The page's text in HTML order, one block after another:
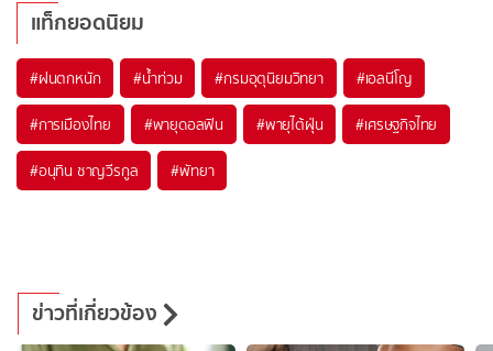
แท็กยอดนิยม
#ฝนตกหนัก #น้ำท่วม #กรมอุตุนิยมวิทยา #เอลนีโญ
#การเมืองไทย #พายุดอลฟิน #พายุไต้ฝุ่น #เศรษฐกิจไทย
#อนุทิน ชาญวีรกูล #พัทยา
ข่าวที่เกี่ยวข้อง